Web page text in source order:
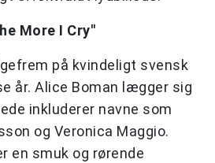
More I Cry"
på kvindeligt svensk
år. Alice Boman lægger sig
inkluderer navne som
og Veronica Maggio.
en smuk og rørende